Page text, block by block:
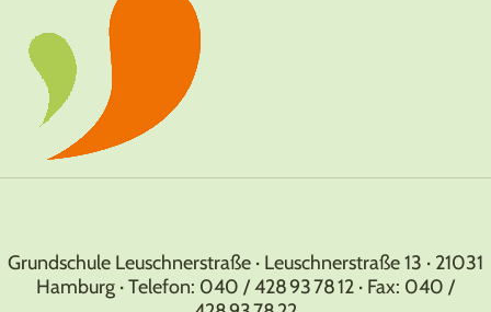
Grundschule Leuschnerstraße · Leuschnerstraße 13 · 21031
Hamburg · Telefon: 040 / 428 93 78 12 · Fax: 040 /